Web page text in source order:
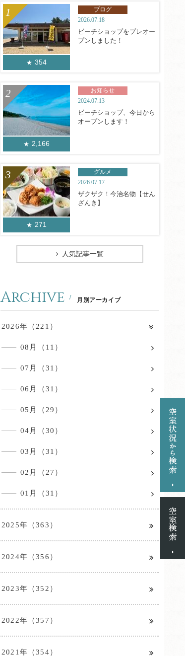
354
ブログ
2026.07.18
ビーチショップをプレオー
プンしました！
2,166
お知らせ
2024.07.13
ビーチショップ、今日から
オープンします！
271
グルメ
2026.07.17
ザクザク！今治名物【せん
ざんき】
人気記事一覧
Archive 月別アーカイブ
2026年（221）
08月（11）
07月（31）
06月（31）
05月（29）
04月（30）
03月（31）
02月（27）
01月（31）
2025年（363）
2024年（356）
2023年（352）
2022年（357）
2021年（354）